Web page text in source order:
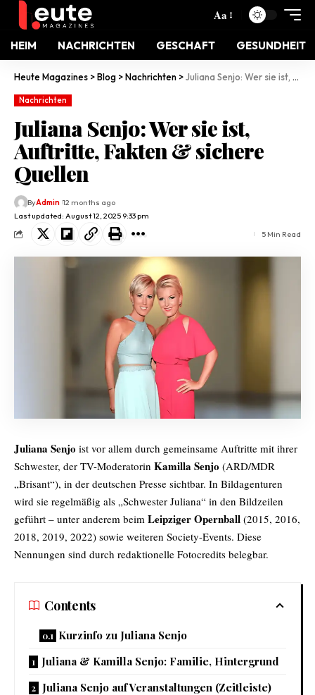
Aa
HEIM NACHRICHTEN GESCHAFT GESUNDHEIT
Heute Magazines >Blog >Nachrichten >Juliana Senjo: Wer sie ist, Auftritte, Fakten & sichere Quellen
Nachrichten
Juliana Senjo: Wer sie ist,
Auftritte, Fakten & sichere
Quellen
Last updated: August 12, 2025 9:33 pm
ByAdmin 12 months ago
5 Min Read
Juliana Senjo ist vor allem durch gemeinsame Auftritte mit ihrer
Schwester, der TV-Moderatorin Kamilla Senjo (ARD/MDR
„Brisant“), in der deutschen Presse sichtbar. In Bildagenturen
wird sie regelmäßig als „Schwester Juliana“ in den Bildzeilen
geführt – unter anderem beim Leipziger Opernball (2015, 2016,
2018, 2019, 2022) sowie weiteren Society-Events. Diese
Nennungen sind durch redaktionelle Fotocredits belegbar.
Contents
Kurzinfo zu Juliana Senjo
Juliana & Kamilla Senjo: Familie, Hintergrund
Juliana Senjo auf Veranstaltungen (Zeitleiste)